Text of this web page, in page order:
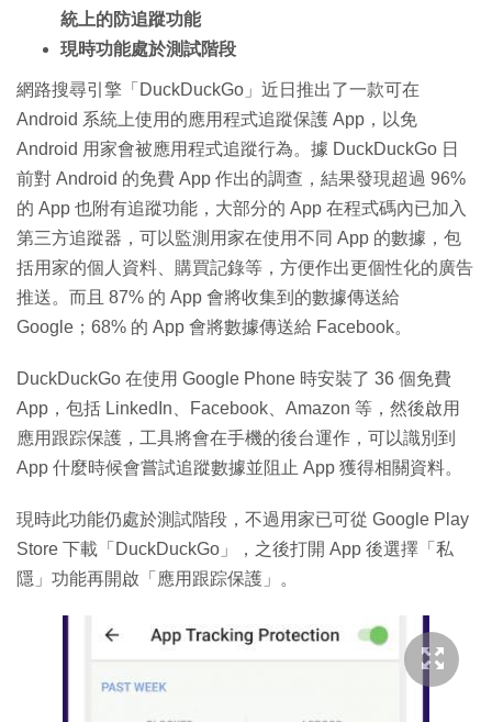
統上的防追蹤功能
現時功能處於測試階段
網路搜尋引擎「DuckDuckGo」近日推出了一款可在
Android 系統上使用的應用程式追蹤保護 App，以免
Android 用家會被應用程式追蹤行為。據 DuckDuckGo 日
前對 Android 的免費 App 作出的調查，結果發現超過 96%
的 App 也附有追蹤功能，大部分的 App 在程式碼內已加入
第三方追蹤器，可以監測用家在使用不同 App 的數據，包
括用家的個人資料、購買記錄等，方便作出更個性化的廣告
推送。而且 87% 的 App 會將收集到的數據傳送給
Google；68% 的 App 會將數據傳送給 Facebook。
DuckDuckGo 在使用 Google Phone 時安裝了 36 個免費
App，包括 LinkedIn、Facebook、Amazon 等，然後啟用
應用跟踪保護，工具將會在手機的後台運作，可以識別到
App 什麼時候會嘗試追蹤數據並阻止 App 獲得相關資料。
現時此功能仍處於測試階段，不過用家已可從 Google Play
Store 下載「DuckDuckGo」，之後打開 App 後選擇「私
隱」功能再開啟「應用跟踪保護」。